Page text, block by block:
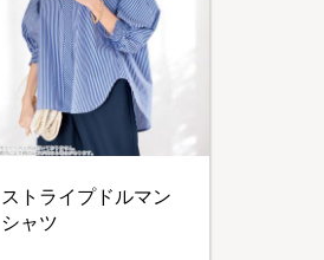
ストライプドルマン
シャツ